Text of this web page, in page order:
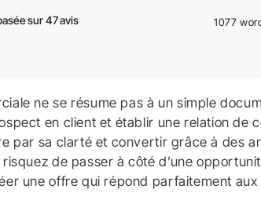
sur47avis 1077
ne se résume pas à un simple
en client et établir une relation de
par sa clarté et convertir grâce à des
risquez de passer à côté d’une
une offre qui répond parfaitement